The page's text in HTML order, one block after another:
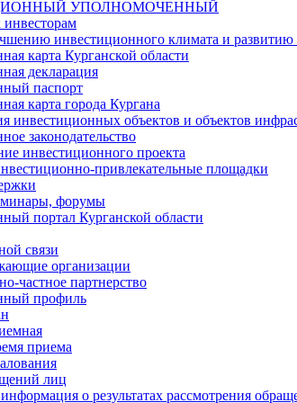
УПОЛНОМОЧЕННЫЙ
инвестиционного климата и развитию
карта Курганской области
декларация
паспорт
карта города Кургана
инвестиционных объектов и объектов
законодательство
инвестиционного проекта
привлекательные площадки
форумы
портал Курганской области
связи
организации
частное партнерство
профиль
приема
лиц
о результатах рассмотрения